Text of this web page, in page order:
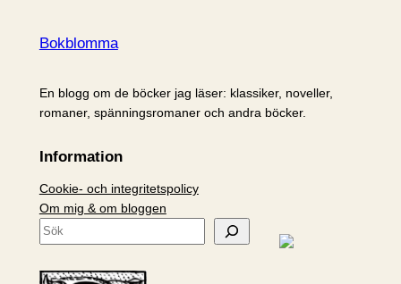
Bokblomma
En blogg om de böcker jag läser: klassiker, noveller,
romaner, spänningsromaner och andra böcker.
Information
Cookie- och integritetspolicy
Om mig & om bloggen
S
k